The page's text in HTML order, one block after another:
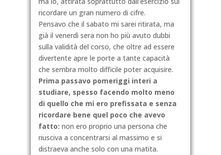
ricordare un gran numero di cifre.
Pensavo che il sabato mi sarei ritirata, ma
già il venerdì sera non ho più avuto dubbi
sulla validità del corso, che oltre ad essere
divertente apre le porte a tante capacità
che sembra molto difficile poter acquisire.
Prima passavo pomeriggi interi a
studiare, spesso facendo molto meno
di quello che mi ero prefissata e senza
ricordare bene quel poco che avevo
fatto: non ero proprio una persona che
riusciva a concentrarsi al massimo e si
distraeva anche solo con una matita.